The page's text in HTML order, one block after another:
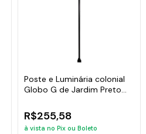
Poste e Luminária colonial
Globo G de Jardim Preto
R$255,58
à vista no Pix ou Boleto